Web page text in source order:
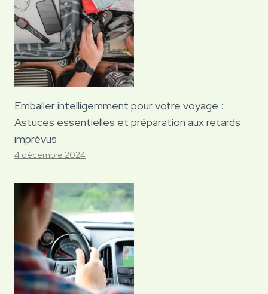
Emballer intelligemment pour votre voyage :
Astuces essentielles et préparation aux retards
imprévus
4 décembre 2024